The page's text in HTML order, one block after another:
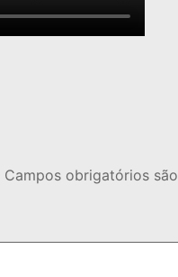
Campos obrigatórios são